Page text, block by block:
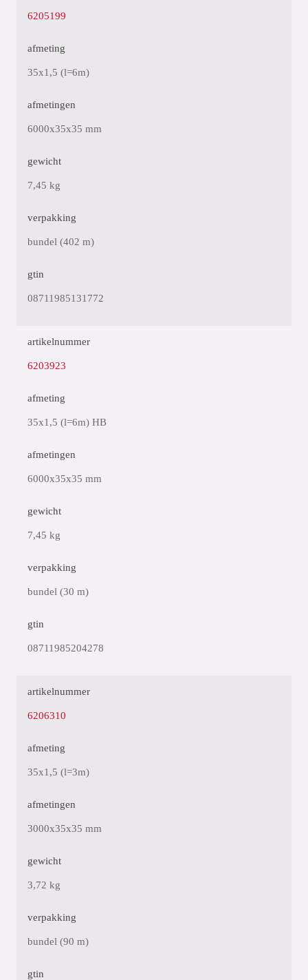
6205199
afmeting
35x1,5 (l=6m)
afmetingen
6000x35x35 mm
gewicht
7,45 kg
verpakking
bundel (402 m)
gtin
08711985131772
artikelnummer
6203923
afmeting
35x1,5 (l=6m) HB
afmetingen
6000x35x35 mm
gewicht
7,45 kg
verpakking
bundel (30 m)
gtin
08711985204278
artikelnummer
6206310
afmeting
35x1,5 (l=3m)
afmetingen
3000x35x35 mm
gewicht
3,72 kg
verpakking
bundel (90 m)
gtin